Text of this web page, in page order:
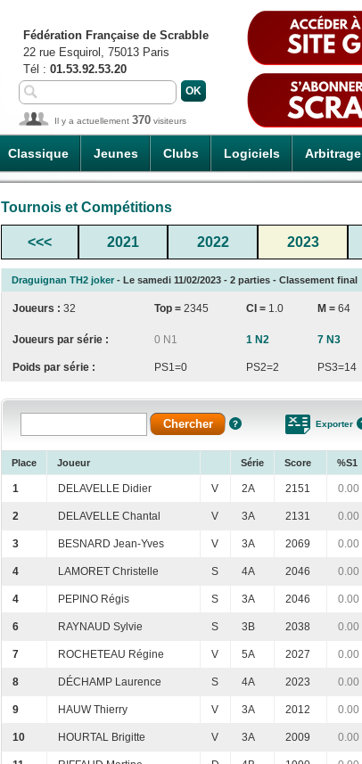
Classique Jeunes Clubs Logiciels Arbitrage
Fédération Française de Scrabble
22 rue Esquirol, 75013 Paris
Tél : 01.53.92.53.20
Il y a actuellement 370 visiteurs
Tournois et Compétitions
<<< 2021 2022 2023
Draguignan TH2 joker - Le samedi 11/02/2023 - 2 parties - Classement final
Joueurs : 32 Top = 2345 CI = 1.0 M = 64
Joueurs par série : 0 N1 1 N2 7 N3
Poids par série : PS1=0 PS2=2 PS3=14
Exporter
Place Joueur Série Score %S1
1 DELAVELLE Didier V 2A 2151 0.00
2 DELAVELLE Chantal V 3A 2131 0.00
3 BESNARD Jean-Yves V 3A 2069 0.00
4 LAMORET Christelle S 4A 2046 0.00
4 PEPINO Régis S 3A 2046 0.00
6 RAYNAUD Sylvie S 3B 2038 0.00
7 ROCHETEAU Régine V 5A 2027 0.00
8 DÉCHAMP Laurence S 4A 2023 0.00
9 HAUW Thierry V 3A 2012 0.00
10 HOURTAL Brigitte V 3A 2009 0.00